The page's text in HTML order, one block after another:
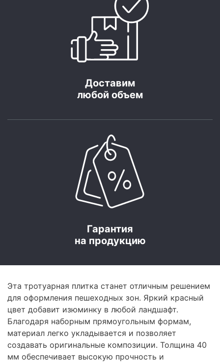
Доставим
любой объем
Гарантия
на продукцию
Эта тротуарная плитка станет отличным решением
для оформления пешеходных зон. Яркий красный
цвет добавит изюминку в любой ландшафт.
Благодаря наборным прямоугольным формам,
материал легко укладывается и позволяет
создавать оригинальные композиции. Толщина 40
мм обеспечивает высокую прочность и